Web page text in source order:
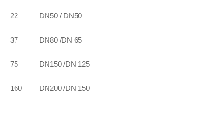
22 DN50 / DN50
37 DN80 /DN 65
75 DN150 /DN 125
160 DN200 /DN 150